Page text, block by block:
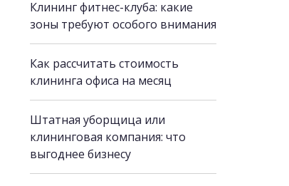
Клининг фитнес-клуба: какие
зоны требуют особого внимания
Как рассчитать стоимость
клининга офиса на месяц
Штатная уборщица или
клининговая компания: что
выгоднее бизнесу